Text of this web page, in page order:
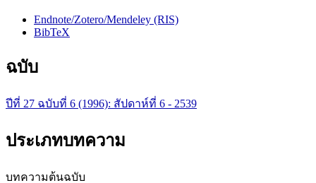
Endnote/Zotero/Mendeley (RIS)
BibTeX
ฉบับ
ปีที่ 27 ฉบับที่ 6 (1996): สัปดาห์ที่ 6 - 2539
ประเภทบทความ
บทความต้นฉบับ